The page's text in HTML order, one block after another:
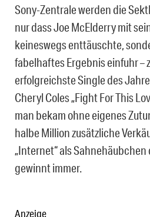
Sony-Zentrale werden die
nur dass Joe McElderry mit
keineswegs enttäuschte,
fabelhaftes Ergebnis einfuhr –
erfolgreichste Single des
Cheryl Coles „Fight For This
man bekam ohne eigenes
halbe Million zusätzliche
„Internet“ als Sahnehäubchen
gewinnt immer.
Anzeige